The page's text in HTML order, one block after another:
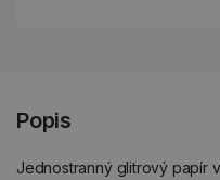
Popis
Jednostranný glitrový papír